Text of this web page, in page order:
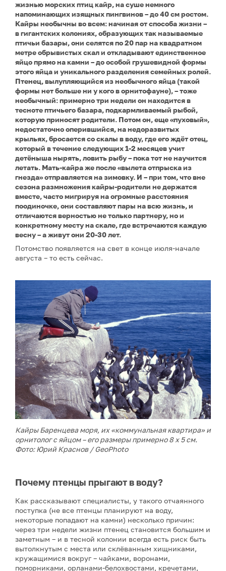
жизнью морских птиц кайр, на суше немного
напоминающих изящных пингвинов – до 40 см ростом.
Кайры необычны во всем: начиная от способа жизни –
в гигантских колониях, образующих так называемые
птичьи базары, они селятся по 20 пар на квадратном
метре обрывистых скал и откладывают единственное
яйцо прямо на камни – до особой грушевидной формы
этого яйца и уникального разделения семейных ролей.
Птенец, вылупляющийся из необычного яйца (такой
формы нет больше ни у кого в орнитофауне), – тоже
необычный: примерно три недели он находится в
тесноте птичьего базара, подкармливаемый рыбой,
которую приносят родители. Потом он, еще «пуховый»,
недостаточно оперившийся, на недоразвитых
крыльях, бросается со скалы в воду, где его ждёт отец,
который в течение следующих 1-2 месяцев учит
детёныша нырять, ловить рыбу – пока тот не научится
летать. Мать-кайра же после «вылета отпрыска из
гнезда» отправляется на зимовку. И – при том, что вне
сезона размножения кайры-родители не держатся
вместе, часто мигрируя на огромные расстояния
поодиночке, они составляют пары на всю жизнь, и
отличаются верностью не только партнеру, но и
конкретному месту на скале, где встречаются каждую
весну – а живут они 20-30 лет.
Потомство появляется на свет в конце июля-начале
августа – то есть сейчас.
Кайры Баренцева моря, их «коммунальная квартира» и
орнитолог с яйцом – его размеры примерно 8 х 5 см.
Фото: Юрий Краснов / GeoPhoto
Почему птенцы прыгают в воду?
Как рассказывают специалисты, у такого отчаянного
поступка (не все птенцы планируют на воду,
некоторые попадают на камни) несколько причин:
через три недели жизни птенец становится большим и
заметным – и в тесной колонии всегда есть риск быть
вытолкнутым с места или склёванным хищниками,
кружащимися вокруг – чайками, воронами,
поморниками, орланами-белохвостами, кречетами,